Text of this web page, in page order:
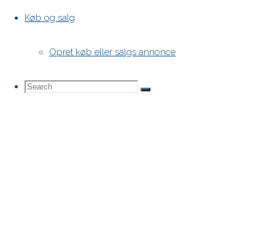
Køb og salg
Opret køb eller salgs annonce
Search
Search
Search